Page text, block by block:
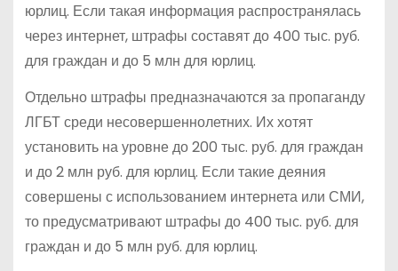
юрлиц. Если такая информация распространялась
через интернет, штрафы составят до 400 тыс. руб.
для граждан и до 5 млн для юрлиц.
Отдельно штрафы предназначаются за пропаганду
ЛГБТ среди несовершеннолетних. Их хотят
установить на уровне до 200 тыс. руб. для граждан
и до 2 млн руб. для юрлиц. Если такие деяния
совершены с использованием интернета или СМИ,
то предусматривают штрафы до 400 тыс. руб. для
граждан и до 5 млн руб. для юрлиц.